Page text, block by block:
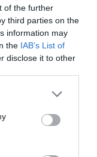
of the further
third parties on the
information may
the IAB’s List of
disclose it to other
az
a
budapesti